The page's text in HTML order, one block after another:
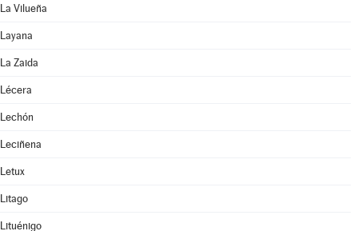
La Vilueña
Layana
La Zaida
Lécera
Lechón
Leciñena
Letux
Litago
Lituénigo